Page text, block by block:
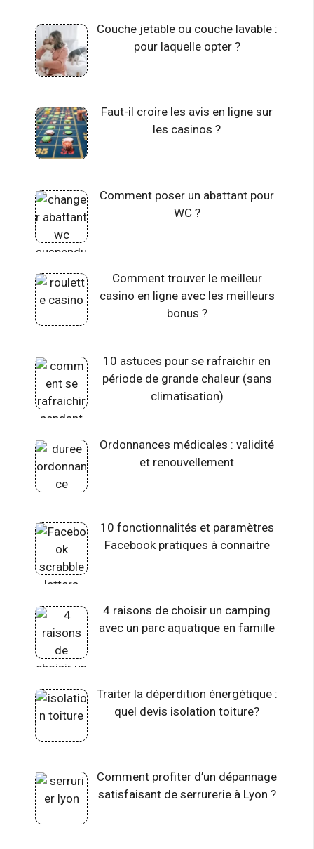
Couche jetable ou couche lavable :
pour laquelle opter ?
Faut-il croire les avis en ligne sur
les casinos ?
Comment poser un abattant pour
WC ?
Comment trouver le meilleur
casino en ligne avec les meilleurs
bonus ?
10 astuces pour se rafraichir en
période de grande chaleur (sans
climatisation)
Ordonnances médicales : validité
et renouvellement
10 fonctionnalités et paramètres
Facebook pratiques à connaitre
4 raisons de choisir un camping
avec un parc aquatique en famille
Traiter la déperdition énergétique :
quel devis isolation toiture?
Comment profiter d’un dépannage
satisfaisant de serrurerie à Lyon ?